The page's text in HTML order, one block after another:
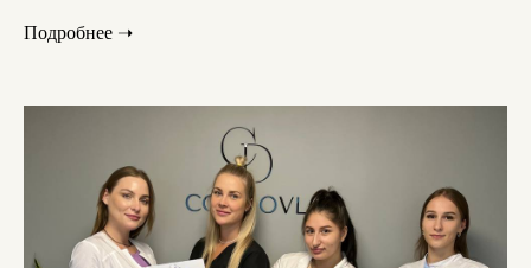
Подробнее ➝